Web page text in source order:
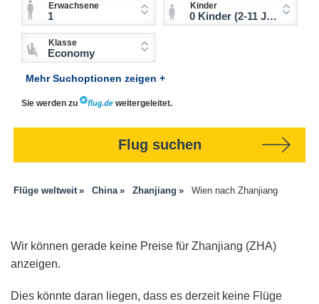
Erwachsene
1
Kinder
0 Kinder (2-11 Jahre)
Klasse
Economy
Mehr Suchoptionen zeigen +
Sie werden zu weitergeleitet.
Flug suchen
Flüge weltweit China Zhanjiang Wien nach Zhanjiang
Wir können gerade keine Preise für Zhanjiang (ZHA)
anzeigen.
Dies könnte daran liegen, dass es derzeit keine Flüge